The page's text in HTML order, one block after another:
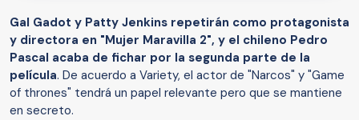
Gal Gadot y Patty Jenkins repetirán como protagonista
y directora en "Mujer Maravilla 2", y el chileno Pedro
Pascal acaba de fichar por la segunda parte de la
película. De acuerdo a Variety, el actor de "Narcos" y "Game
of thrones" tendrá un papel relevante pero que se mantiene
en secreto.